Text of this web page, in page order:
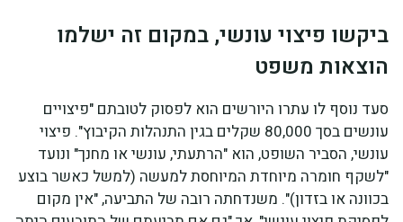
ביקשו פיצוי עונשי, במקום זה ישלמו
הוצאות משפט
סעד נוסף לו עתרו היורשים הוא לפסוק לטובתם "פיצויים
עונשים בסך 80,000 שקלים בגין התנהלות הקיבוץ". פיצוי
עונשי, הסביר השופט, הוא "הרתעתי, עונשי או מחנך" ונועד
"לשקף חומרה מיוחדת המיוחסת למעשה (למשל כאשר בוצע
בכוונה או בזדון)". משנדחתה רובה של התביעה, "אין מקום